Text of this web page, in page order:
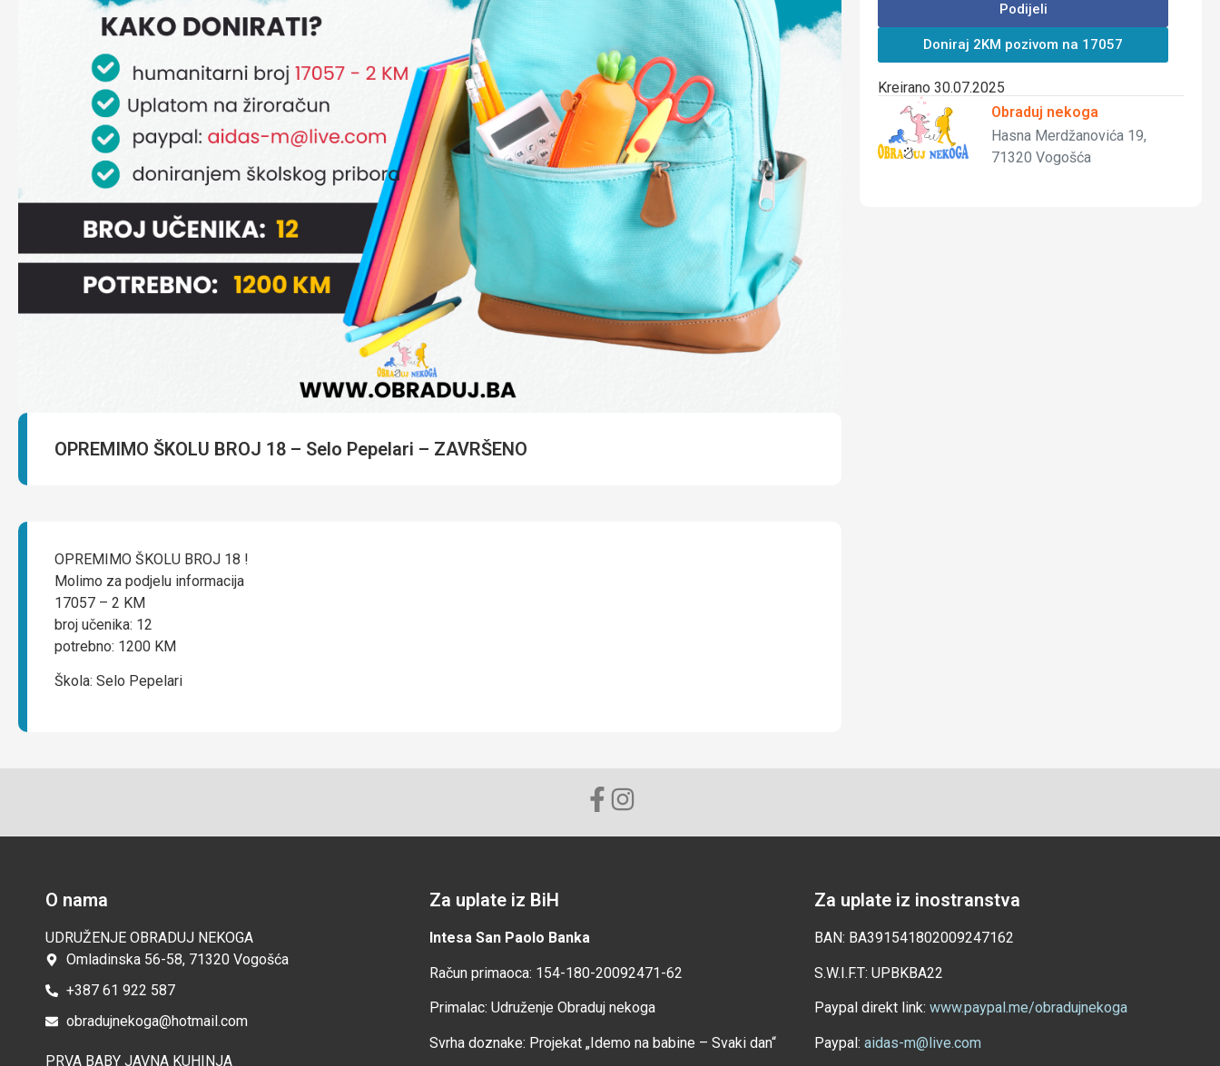
OPREMIMO ŠKOLU BROJ 18 – Selo Pepelari – ZAVRŠENO
Podijeli
Doniraj 2KM pozivom na 17057
Kreirano 30.07.2025
Obraduj nekoga
Hasna Merdžanovića 19,
71320 Vogošća
OPREMIMO ŠKOLU BROJ 18 !
Molimo za podjelu informacija
17057 – 2 KM
broj učenika: 12
potrebno: 1200 KM
Škola: Selo Pepelari
O nama
UDRUŽENJE OBRADUJ NEKOGA
Omladinska 56-58, 71320 Vogošća
+387 61 922 587
obradujnekoga@hotmail.com
PRVA BABY JAVNA KUHINJA
Za uplate iz BiH
Intesa San Paolo Banka
Račun primaoca: 154-180-20092471-62
Primalac: Udruženje Obraduj nekoga
Svrha doznake: Projekat „Idemo na babine – Svaki dan“
Za uplate iz inostranstva
BAN: BA391541802009247162
S.W.I.F.T: UPBKBA22
Paypal direkt link: www.paypal.me/obradujnekoga
Paypal: aidas-m@live.com